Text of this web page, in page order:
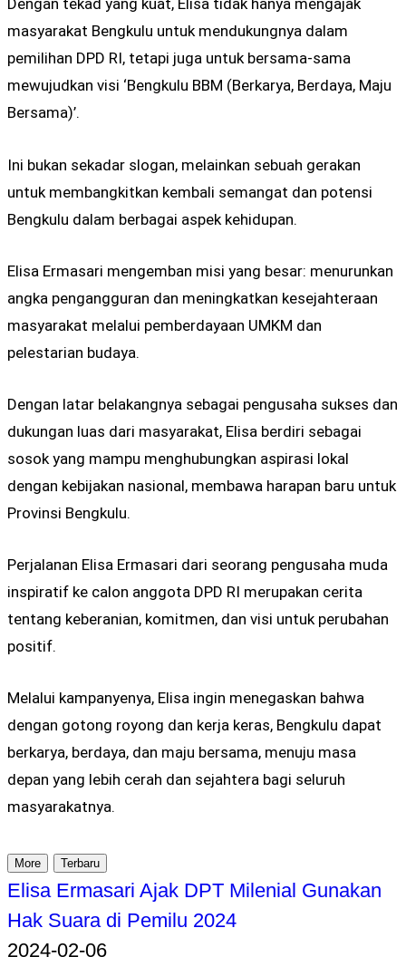
Dengan tekad yang kuat, Elisa tidak hanya mengajak
masyarakat Bengkulu untuk mendukungnya dalam
pemilihan DPD RI, tetapi juga untuk bersama-sama
mewujudkan visi ‘Bengkulu BBM (Berkarya, Berdaya, Maju
Bersama)’.
Ini bukan sekadar slogan, melainkan sebuah gerakan
untuk membangkitkan kembali semangat dan potensi
Bengkulu dalam berbagai aspek kehidupan.
Elisa Ermasari mengemban misi yang besar: menurunkan
angka pengangguran dan meningkatkan kesejahteraan
masyarakat melalui pemberdayaan UMKM dan
pelestarian budaya.
Dengan latar belakangnya sebagai pengusaha sukses dan
dukungan luas dari masyarakat, Elisa berdiri sebagai
sosok yang mampu menghubungkan aspirasi lokal
dengan kebijakan nasional, membawa harapan baru untuk
Provinsi Bengkulu.
Perjalanan Elisa Ermasari dari seorang pengusaha muda
inspiratif ke calon anggota DPD RI merupakan cerita
tentang keberanian, komitmen, dan visi untuk perubahan
positif.
Melalui kampanyenya, Elisa ingin menegaskan bahwa
dengan gotong royong dan kerja keras, Bengkulu dapat
berkarya, berdaya, dan maju bersama, menuju masa
depan yang lebih cerah dan sejahtera bagi seluruh
masyarakatnya.
More Terbaru
Elisa Ermasari Ajak DPT Milenial Gunakan
Hak Suara di Pemilu 2024
2024-02-06